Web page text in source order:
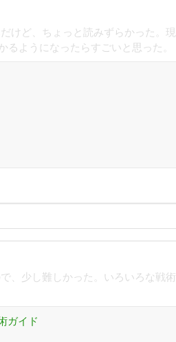
けど、ちょっと読みずらかった。現
ようになったらすごいと思った。
、少し難しかった。いろいろな戦術
ガイド